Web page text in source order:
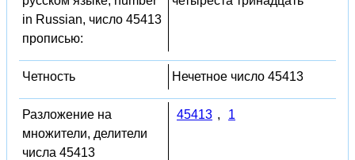
in Russian, число 45413
прописью:
Четность Нечетное число 45413
Разложение на
множители, делители
числа 45413
45413 , 1